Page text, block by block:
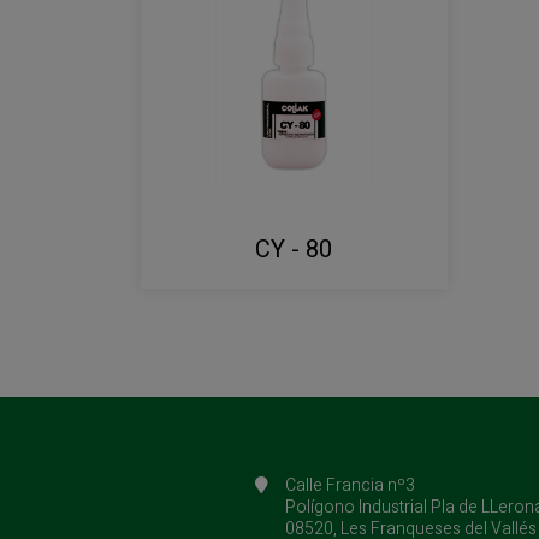
CY - 80
Calle Francia nº3
Polígono Industrial Pla de
08520, Les Franqueses del Vallés